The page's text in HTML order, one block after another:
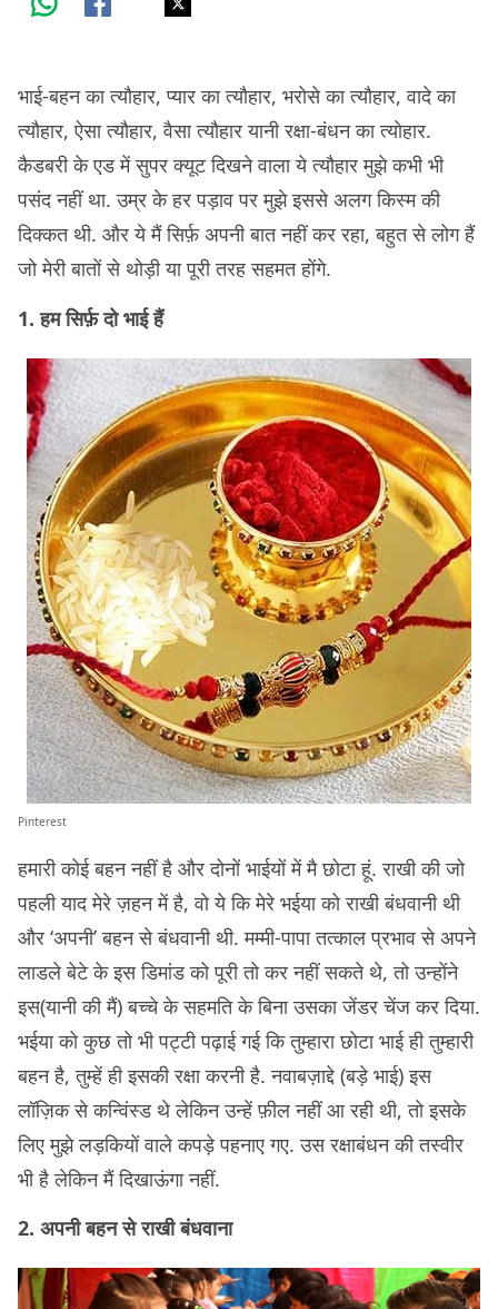
भाई-बहन का त्यौहार, प्यार का त्यौहार, भरोसे का त्यौहार, वादे का
त्यौहार, ऐसा त्यौहार, वैसा त्यौहार यानी रक्षा-बंधन का त्योहार.
कैडबरी के एड में सुपर क्यूट दिखने वाला ये त्यौहार मुझे कभी भी
पसंद नहीं था. उम्र के हर पड़ाव पर मुझे इससे अलग किस्म की
दिक्कत थी. और ये मैं सिर्फ़ अपनी बात नहीं कर रहा, बहुत से लोग हैं
जो मेरी बातों से थोड़ी या पूरी तरह सहमत होंगे.
1. हम सिर्फ़ दो भाई हैं
Pinterest
हमारी कोई बहन नहीं है और दोनों भाईयों में मै छोटा हूं. राखी की जो
पहली याद मेरे ज़हन में है, वो ये कि मेरे भईया को राखी बंधवानी थी
और ‘अपनी’ बहन से बंधवानी थी. मम्मी-पापा तत्काल प्रभाव से अपने
लाडले बेटे के इस डिमांड को पूरी तो कर नहीं सकते थे, तो उन्होंने
इस(यानी की मैं) बच्चे के सहमति के बिना उसका जेंडर चेंज कर दिया.
भईया को कुछ तो भी पट्टी पढ़ाई गई कि तुम्हारा छोटा भाई ही तुम्हारी
बहन है, तुम्हें ही इसकी रक्षा करनी है. नवाबज़ाद्दे (बड़े भाई) इस
लॉज़िक से कन्विंस्ड थे लेकिन उन्हें फ़ील नहीं आ रही थी, तो इसके
लिए मुझे लड़कियों वाले कपड़े पहनाए गए. उस रक्षाबंधन की तस्वीर
भी है लेकिन मैं दिखाऊंगा नहीं.
2. अपनी बहन से राखी बंधवाना